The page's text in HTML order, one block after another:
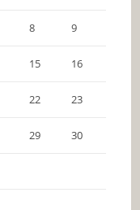
8 9
15 16
22 23
29 30